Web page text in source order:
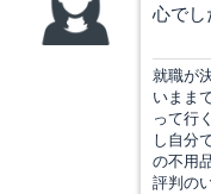
心でし
就職が
いまま
って行
し自分
の不用
評判の